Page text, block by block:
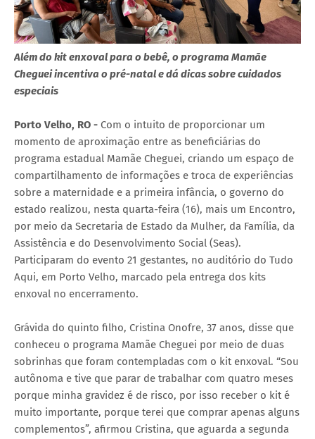
Além do kit enxoval para o bebê, o programa Mamãe
Cheguei incentiva o pré-natal e dá dicas sobre cuidados
especiais
Porto Velho, RO - Com o intuito de proporcionar um
momento de aproximação entre as beneficiárias do
programa estadual Mamãe Cheguei, criando um espaço de
compartilhamento de informações e troca de experiências
sobre a maternidade e a primeira infância, o governo do
estado realizou, nesta quarta-feira (16), mais um Encontro,
por meio da Secretaria de Estado da Mulher, da Família, da
Assistência e do Desenvolvimento Social (Seas).
Participaram do evento 21 gestantes, no auditório do Tudo
Aqui, em Porto Velho, marcado pela entrega dos kits
enxoval no encerramento.
Grávida do quinto filho, Cristina Onofre, 37 anos, disse que
conheceu o programa Mamãe Cheguei por meio de duas
sobrinhas que foram contempladas com o kit enxoval. “Sou
autônoma e tive que parar de trabalhar com quatro meses
porque minha gravidez é de risco, por isso receber o kit é
muito importante, porque terei que comprar apenas alguns
complementos”, afirmou Cristina, que aguarda a segunda